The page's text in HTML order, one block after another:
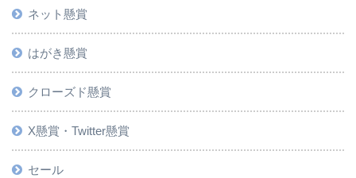
ネット懸賞
はがき懸賞
クローズド懸賞
X懸賞・Twitter懸賞
セール